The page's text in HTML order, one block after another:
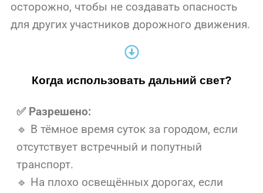
осторожно, чтобы не создавать опасность
для других участников дорожного движения.
Когда использовать дальний свет?
✅ Разрешено:
🔹 В тёмное время суток за городом, если
отсутствует встречный и попутный
транспорт.
🔹 На плохо освещённых дорогах, если